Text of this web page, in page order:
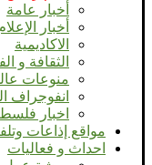
أخبار عامة
أخبار
الاكاديمية
الثقافة و
منوعات
انفوجراف
اخبار
مواقع إذاعات
احداث و فعاليات